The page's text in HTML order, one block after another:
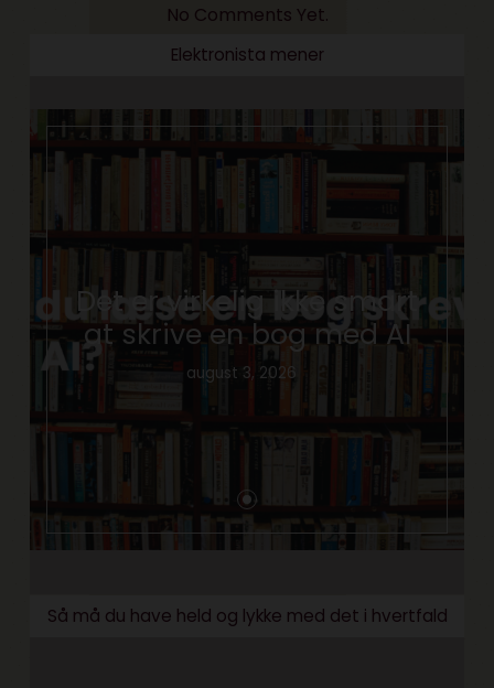
No Comments Yet.
Elektronista mener
Det er virkelig ikke smart
at skrive en bog med AI
august 3, 2026
Så må du have held og lykke med det i hvertfald